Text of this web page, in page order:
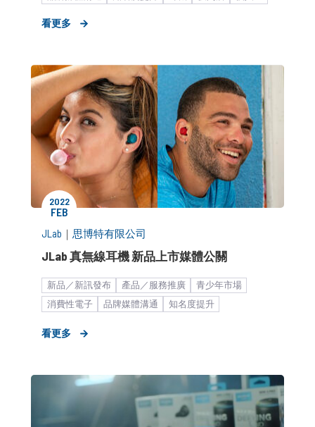
看更多
2022
FEB
JLab ｜ 思博特有限公司
JLab 真無線耳機 新品上市媒體公關
新品／新訊發布 產品／服務推廣
青少年市場
消費性電子
品牌媒體溝通
知名度提升
看更多